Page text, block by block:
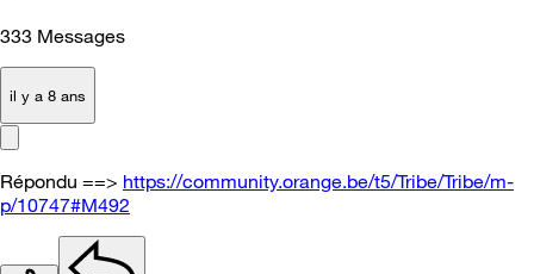
333 Messages
il y a 8 ans
Répondu ==> https://community.orange.be/t5/Tribe/Tribe/m-
p/10747#M492